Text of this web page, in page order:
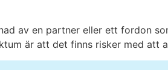
av en partner eller ett fordon
är att det finns risker med att